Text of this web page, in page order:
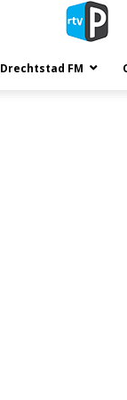
Drechtstad FM